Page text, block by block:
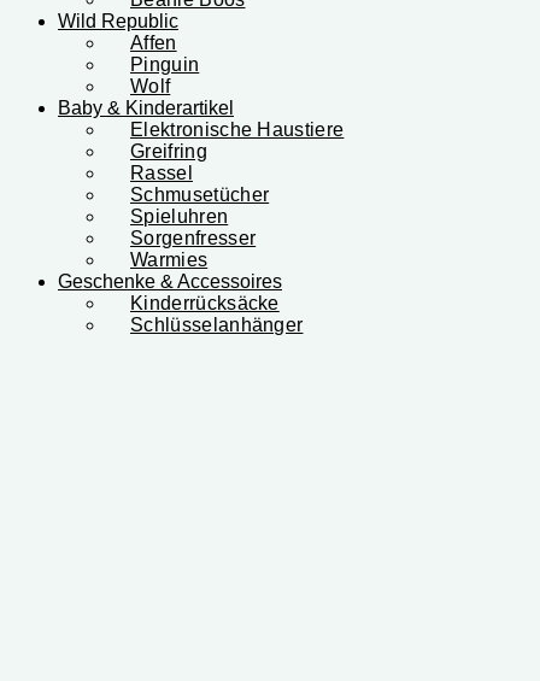
Wild Republic
Affen
Pinguin
Wolf
Baby & Kinderartikel
Elektronische Haustiere
Greifring
Rassel
Schmusetücher
Spieluhren
Sorgenfresser
Warmies
Geschenke & Accessoires
Kinderrücksäcke
Schlüsselanhänger